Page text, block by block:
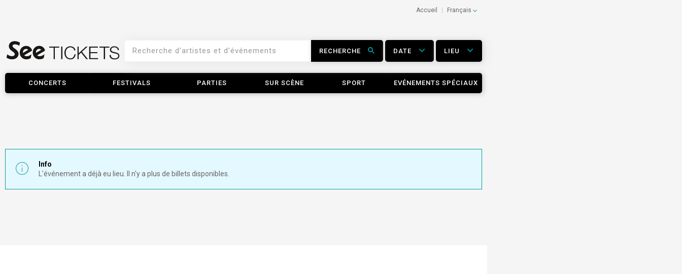
Accueil Français
RECHERCHE DATE LIEU
CONCERTS FESTIVALS PARTIES SUR SCÈNE SPORT EVÉNEMENTS SPÉCIAUX
Info
L'événement a déjà eu lieu. Il n'y a plus de billets disponibles.